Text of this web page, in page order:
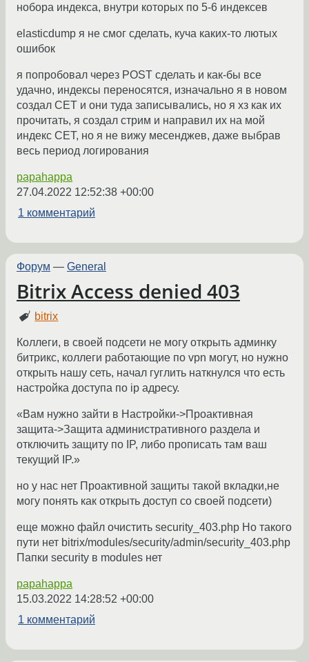
нобора индекса, внутри которых по 5-6 индексев
elasticdump я не смог сделать, куча каких-то лютых
ошибок
я попробовал через POST сделать и как-бы все
удачно, индексы переносятся, изначально я в новом
создал СЕТ и они туда записывались, но я хз как их
прочитать, я создал стрим и направил их на мой
индекс СЕТ, но я не вижу месенджев, даже выбрав
весь период логирования
papahappa
27.04.2022 12:52:38 +00:00
1 комментарий
Форум — General
Bitrix Access denied 403
bitrix
Коллеги, в своей подсети не могу открыть админку
битрикс, коллеги работающие по vpn могут, но нужно
открыть нашу сеть, начал гуглить наткнулся что есть
настройка доступа по ip адресу.
«Вам нужно зайти в Настройки->Проактивная
защита->Защита административного раздела и
отключить защиту по IP, либо прописать там ваш
текущий IP.»
но у нас нет Проактивной защиты такой вкладки,не
могу понять как открыть доступ со своей подсети)
еще можно файл очистить security_403.php Но такого
пути нет bitrix/modules/security/admin/security_403.php
Папки security в modules нет
papahappa
15.03.2022 14:28:52 +00:00
1 комментарий